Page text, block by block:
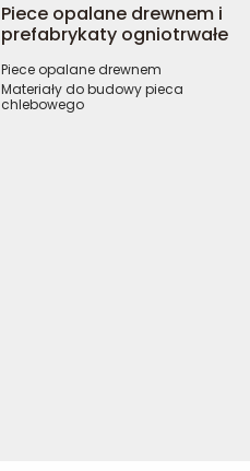
Piece opalane drewnem i
prefabrykaty ogniotrwałe
Piece opalane drewnem
Materiały do budowy pieca
chlebowego